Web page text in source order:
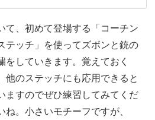
02:31
03:16
05:13
て、初めて登場する「コーチン
テッチ」を使ってズボンと銃の
をしていきます。覚えておく
他のステッチにも応用できると
ますのでぜひ練習してみてくだ
ね。小さいモチーフですが、